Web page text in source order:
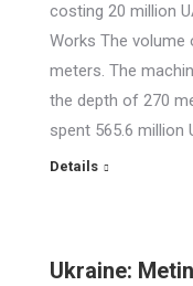
costing 20 million
Works The volume
meters. The
the depth of 270
spent 565.6 million
Details
Ukraine: